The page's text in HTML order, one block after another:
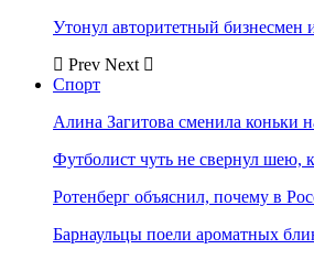
Утонул авторитетный бизнесмен
Prev Next
Спорт
Алина Загитова сменила коньки
Футболист чуть не свернул шею,
Ротенберг объяснил, почему в
Барнаульцы поели ароматных